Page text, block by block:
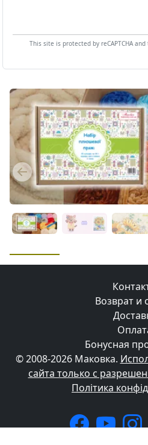
This site is protected by reCAPTCHA and
Previous
Возврат и
Бонусная
© 2008-2026 Маковка.
сайта только с
Політика